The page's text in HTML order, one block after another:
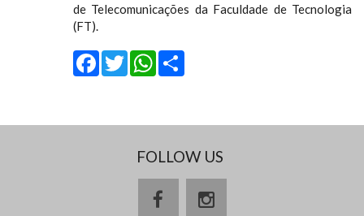
de Telecomunicações da Faculdade de Tecnologia
(FT).
Facebook
Twitter
WhatsApp
FOLLOW US